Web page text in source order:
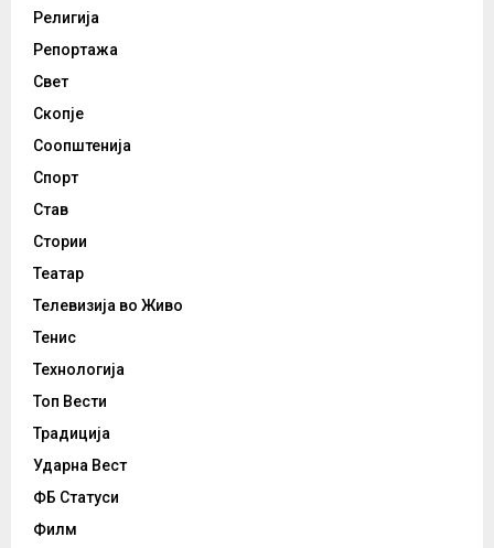
Религија
Репортажа
Свет
Скопје
Соопштенија
Спорт
Став
Стории
Театар
Телевизија во Живо
Тенис
Технологија
Топ Вести
Традиција
Ударна Вест
ФБ Статуси
Филм